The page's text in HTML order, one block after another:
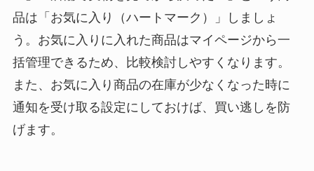
品は「お気に入り（ハートマーク）」しましょ
う。お気に入りに入れた商品はマイページから一
括管理できるため、比較検討しやすくなります。
また、お気に入り商品の在庫が少なくなった時に
通知を受け取る設定にしておけば、買い逃しを防
げます。